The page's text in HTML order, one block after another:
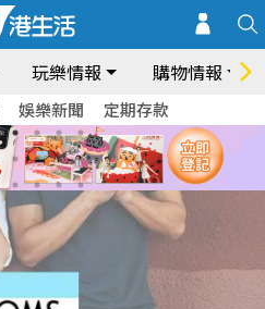
玩樂情報 購物情報
娛樂新聞 定期存款